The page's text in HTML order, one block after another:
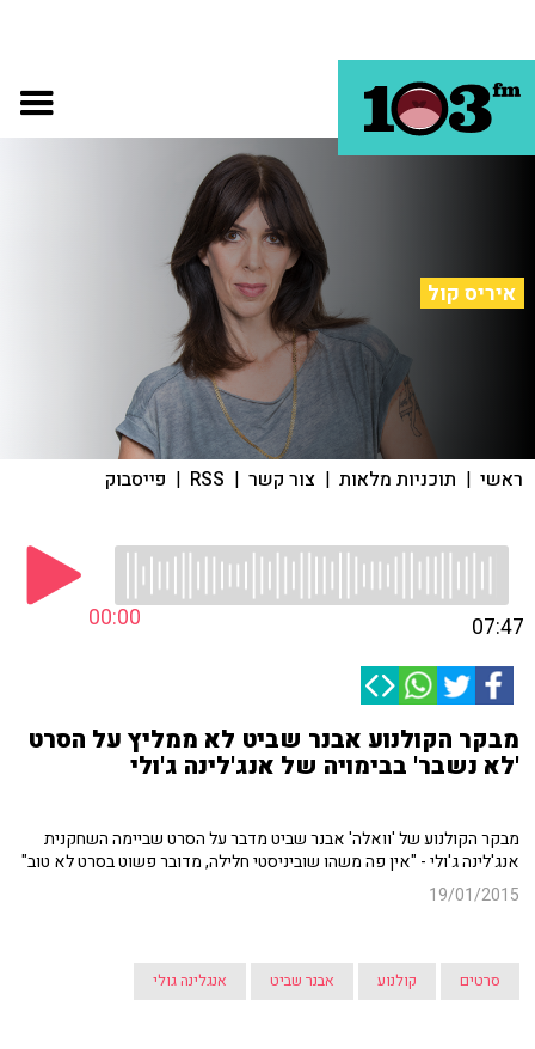
איריס קול
ראשי | תוכניות מלאות | צור קשר |
RSS
| פייסבוק
00:00 07:47
מבקר הקולנוע אבנר שביט לא ממליץ על הסרט
'לא נשבר' בבימויה של אנג'לינה ג'ולי
מבקר הקולנוע של 'וואלה' אבנר שביט מדבר על הסרט שביימה השחקנית
אנג'לינה ג'ולי - "אין פה משהו שוביניסטי חלילה, מדובר פשוט בסרט לא טוב"
19/01/2015
סרטים קולנוע אבנר שביט אנגלינה גולי